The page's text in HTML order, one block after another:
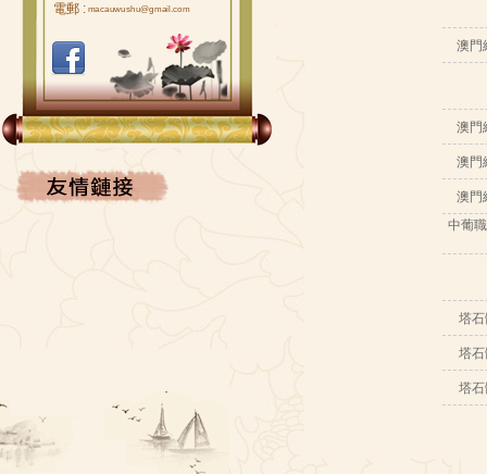
電郵 : macauwushu@gmail.com
FACEBOOK
澳門
澳門
澳門
澳門
中葡
塔
塔
塔